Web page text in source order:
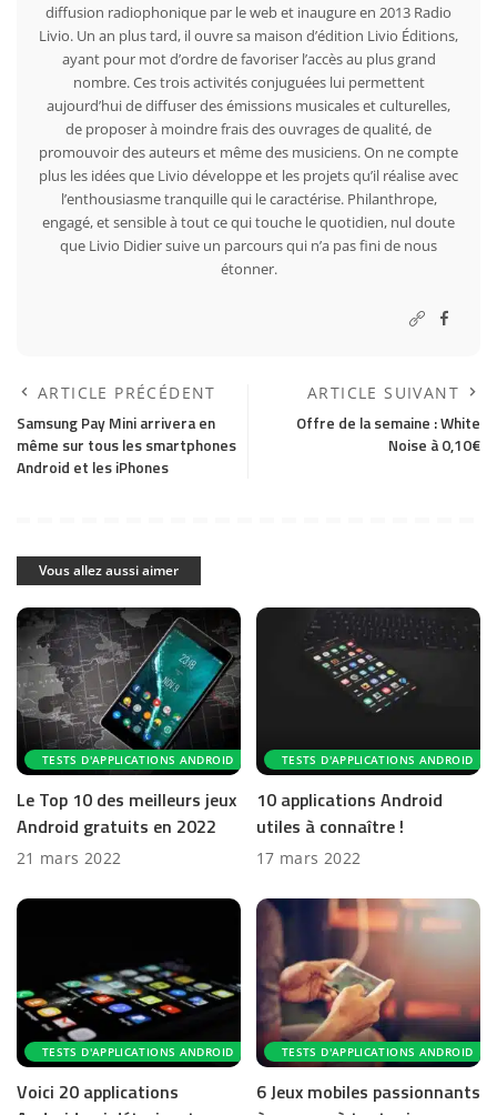
diffusion radiophonique par le web et inaugure en 2013 Radio
Livio. Un an plus tard, il ouvre sa maison d’édition Livio Éditions,
ayant pour mot d’ordre de favoriser l’accès au plus grand
nombre. Ces trois activités conjuguées lui permettent
aujourd’hui de diffuser des émissions musicales et culturelles,
de proposer à moindre frais des ouvrages de qualité, de
promouvoir des auteurs et même des musiciens. On ne compte
plus les idées que Livio développe et les projets qu’il réalise avec
l’enthousiasme tranquille qui le caractérise. Philanthrope,
engagé, et sensible à tout ce qui touche le quotidien, nul doute
que Livio Didier suive un parcours qui n’a pas fini de nous
étonner.
ARTICLE PRÉCÉDENT
Samsung Pay Mini arrivera en
même sur tous les smartphones
Android et les iPhones
ARTICLE SUIVANT
Offre de la semaine : White
Noise à 0,10€
Vous allez aussi aimer
TESTS D'APPLICATIONS ANDROID
Le Top 10 des meilleurs jeux
Android gratuits en 2022
21 mars 2022
TESTS D'APPLICATIONS ANDROID
10 applications Android
utiles à connaître !
17 mars 2022
TESTS D'APPLICATIONS ANDROID
Voici 20 applications
TESTS D'APPLICATIONS ANDROID
6 Jeux mobiles passionnants